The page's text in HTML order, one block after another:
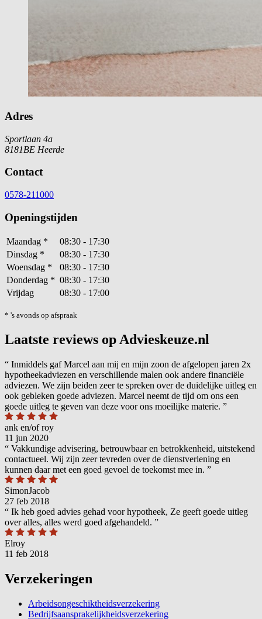
Adres
Sportlaan 4a
8181BE Heerde
Contact
0578-211000
Openingstijden
Maandag *
08:30 - 17:30
Dinsdag *
08:30 - 17:30
Woensdag *
08:30 - 17:30
Donderdag * 08:30 - 17:30
Vrijdag
08:30 - 17:00
* 's avonds op afspraak
Laatste reviews op Advieskeuze.nl
“ Inmiddels gaf Marcel aan mij en mijn zoon de afgelopen jaren 2x
hypotheekadviezen en verschillende malen ook andere financiële
adviezen. We zijn beiden zeer te spreken over de duidelijke uitleg en
ook gebleken goede adviezen. Marcel neemt de tijd om ons een
goede uitleg te geven van deze voor ons moeilijke materie. ”
ank en/of roy
11 jun 2020
“ Vakkundige advisering, betrouwbaar en betrokkenheid, uitstekend
contactueel. Wij zijn zeer tevreden over de dienstverlening en
kunnen daar met een goed gevoel de toekomst mee in. ”
SimonJacob
27 feb 2018
“ Ik heb goed advies gehad voor hypotheek, Ze geeft goede uitleg
over alles, alles werd goed afgehandeld. ”
Elroy
11 feb 2018
Verzekeringen
Arbeidsongeschiktheidsverzekering
Bedrijfsaansprakelijkheidsverzekering